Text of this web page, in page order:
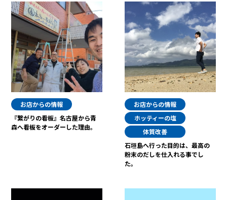
お店からの情報
『繋がりの看板』名古屋から青
森へ看板をオーダーした理由。
お店からの情報
ホッティーの塩
体質改善
石垣島へ行った目的は、最高の
粉末のだしを仕入れる事でし
た。